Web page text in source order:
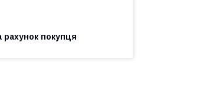
рахунок покупця